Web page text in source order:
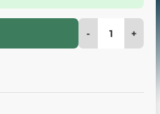
- +